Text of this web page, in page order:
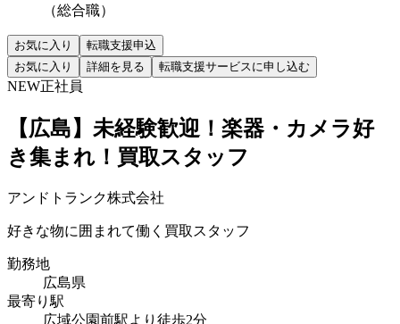
（総合職）
お気に入り
転職支援申込
お気に入り
詳細を見る 転職支援サービスに申し込む
NEW正社員
【広島】未経験歓迎！楽器・カメラ好
き集まれ！買取スタッフ
アンドトランク株式会社
好きな物に囲まれて働く買取スタッフ
勤務地
広島県
最寄り駅
広域公園前駅より徒歩2分